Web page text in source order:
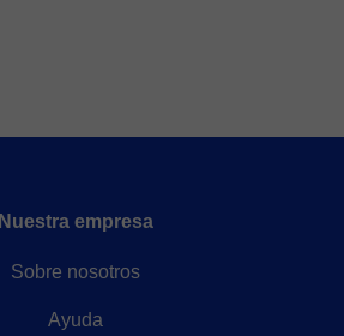
Nuestra empresa
Sobre nosotros
Ayuda